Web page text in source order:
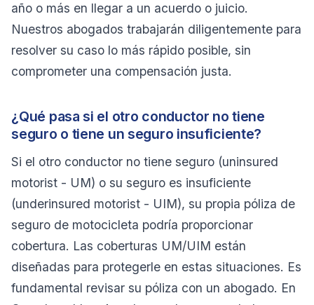
año o más en llegar a un acuerdo o juicio.
Nuestros abogados trabajarán diligentemente para
resolver su caso lo más rápido posible, sin
comprometer una compensación justa.
¿Qué pasa si el otro conductor no tiene
seguro o tiene un seguro insuficiente?
Si el otro conductor no tiene seguro (uninsured
motorist - UM) o su seguro es insuficiente
(underinsured motorist - UIM), su propia póliza de
seguro de motocicleta podría proporcionar
cobertura. Las coberturas UM/UIM están
diseñadas para protegerle en estas situaciones. Es
fundamental revisar su póliza con un abogado. En